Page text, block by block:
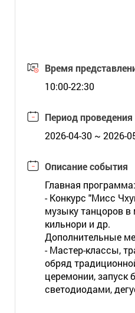
Время
10:00-22:30
Период проведения
2026-04-30 ~ 2026-
Описание события
Главная программа:
- Конкурс "Мисс
музыку танцоров в
кильнори и др.
Дополнительные
- Мастер-классы,
обряд
церемонии, запуск
светодиодами,